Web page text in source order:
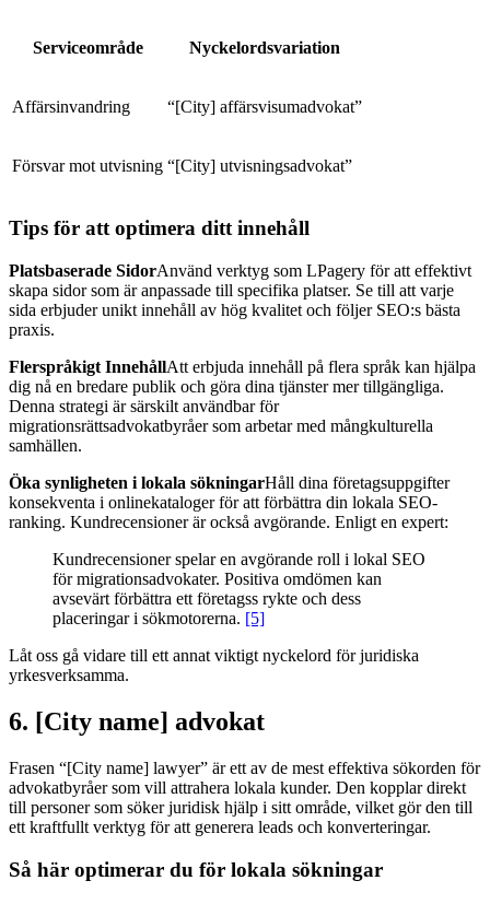
Serviceområde Nyckelordsvariation
Affärsinvandring “[City] affärsvisumadvokat”
Försvar mot utvisning “[City] utvisningsadvokat”
Tips för att optimera ditt innehåll
Platsbaserade SidorAnvänd verktyg som LPagery för att effektivt
skapa sidor som är anpassade till specifika platser. Se till att varje
sida erbjuder unikt innehåll av hög kvalitet och följer SEO:s bästa
praxis.
Flerspråkigt InnehållAtt erbjuda innehåll på flera språk kan hjälpa
dig nå en bredare publik och göra dina tjänster mer tillgängliga.
Denna strategi är särskilt användbar för
migrationsrättsadvokatbyråer som arbetar med mångkulturella
samhällen.
Öka synligheten i lokala sökningarHåll dina företagsuppgifter
konsekventa i onlinekataloger för att förbättra din lokala SEO-
ranking. Kundrecensioner är också avgörande. Enligt en expert:
Kundrecensioner spelar en avgörande roll i lokal SEO
för migrationsadvokater. Positiva omdömen kan
avsevärt förbättra ett företagss rykte och dess
placeringar i sökmotorerna. [5]
Låt oss gå vidare till ett annat viktigt nyckelord för juridiska
yrkesverksamma.
6. [City name] advokat
Frasen “[City name] lawyer” är ett av de mest effektiva sökorden för
advokatbyråer som vill attrahera lokala kunder. Den kopplar direkt
till personer som söker juridisk hjälp i sitt område, vilket gör den till
ett kraftfullt verktyg för att generera leads och konverteringar.
Så här optimerar du för lokala sökningar